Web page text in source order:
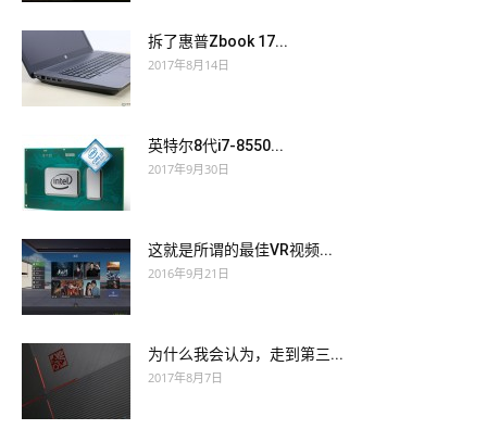
拆了惠普Zbook 17...
2017年8月14日
英特尔8代i7-8550...
2017年9月30日
这就是所谓的最佳VR视频...
2016年9月21日
为什么我会认为，走到第三...
2017年8月7日